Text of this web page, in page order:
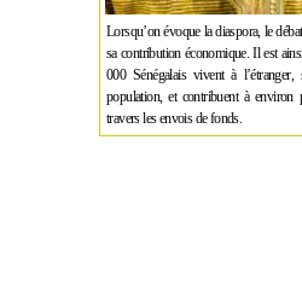
Lorsqu’on évoque la diaspora, le
sa contribution économique. Il est
000 Sénégalais vivent à
population, et contribuent à
travers les envois de fonds.